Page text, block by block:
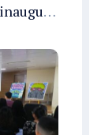
Governo do Amazonas inaugura primeiro Castramóvel Fluvial para atendimento veterinário às comunidades ribeirinhas e castração gratuita